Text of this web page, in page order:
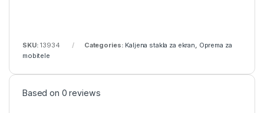
SKU:13934 Categories: Kaljena stakla za ekran
Oprema za
mobitele
Based on 0 reviews